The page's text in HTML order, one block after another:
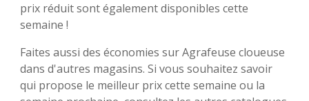
prix réduit sont également disponibles cette
semaine !
Faites aussi des économies sur Agrafeuse cloueuse
dans d'autres magasins. Si vous souhaitez savoir
qui propose le meilleur prix cette semaine ou la